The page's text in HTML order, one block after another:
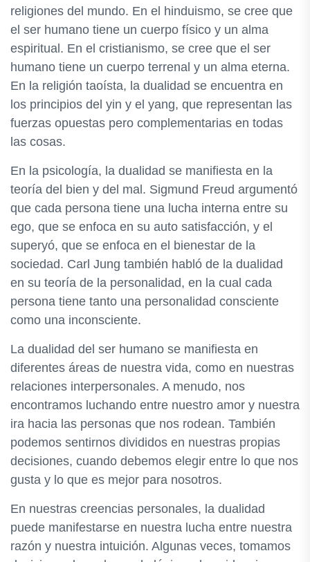
religiones del mundo. En el hinduismo, se cree que
el ser humano tiene un cuerpo físico y un alma
espiritual. En el cristianismo, se cree que el ser
humano tiene un cuerpo terrenal y un alma eterna.
En la religión taoísta, la dualidad se encuentra en
los principios del yin y el yang, que representan las
fuerzas opuestas pero complementarias en todas
las cosas.
En la psicología, la dualidad se manifiesta en la
teoría del bien y del mal. Sigmund Freud argumentó
que cada persona tiene una lucha interna entre su
ego, que se enfoca en su auto satisfacción, y el
superyó, que se enfoca en el bienestar de la
sociedad. Carl Jung también habló de la dualidad
en su teoría de la personalidad, en la cual cada
persona tiene tanto una personalidad consciente
como una inconsciente.
La dualidad del ser humano se manifiesta en
diferentes áreas de nuestra vida, como en nuestras
relaciones interpersonales. A menudo, nos
encontramos luchando entre nuestro amor y nuestra
ira hacia las personas que nos rodean. También
podemos sentirnos divididos en nuestras propias
decisiones, cuando debemos elegir entre lo que nos
gusta y lo que es mejor para nosotros.
En nuestras creencias personales, la dualidad
puede manifestarse en nuestra lucha entre nuestra
razón y nuestra intuición. Algunas veces, tomamos